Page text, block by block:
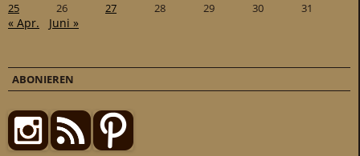
25
26 27 28 29 30 31
« Apr. Juni »
ABONIEREN